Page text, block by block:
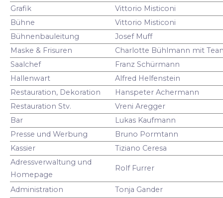
Grafik
Vittorio Misticoni
Bühne
Vittorio Misticoni
Bühnenbauleitung
Josef Muff
Maske & Frisuren
Charlotte Bühlmann mit
Saalchef
Franz Schürmann
Hallenwart
Alfred Helfenstein
Restauration, Dekoration
Hanspeter Achermann
Restauration Stv.
Vreni Aregger
Bar
Lukas Kaufmann
Presse und Werbung
Bruno Pormtann
Kassier
Tiziano Ceresa
Adressverwaltung und
Homepage
Rolf Furrer
Administration
Tonja Gander